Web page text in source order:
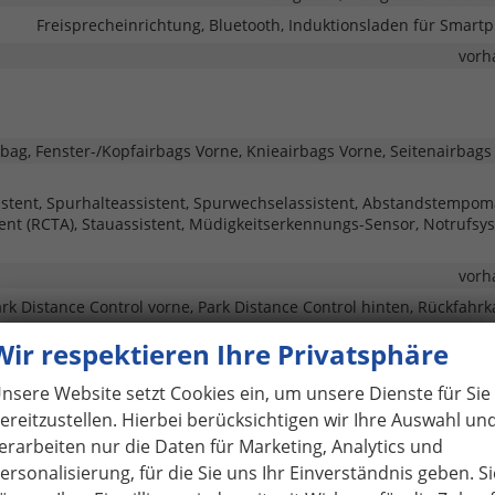
Freisprecheinrichtung, Bluetooth, Induktionsladen für
Fenster-/Kopfairbags Vorne, Knieairbags Vorne,
Spurhalteassistent, Spurwechselassistent,
(RCTA), Stauassistent, Müdigkeitserkennungs-Sensor,
Distance Control vorne, Park Distance Control hinten,
Rückleuchten, LED-Scheinwerfer, Fernlichtassistent, LED-
respektieren Ihre Privatsphäre
Website setzt Cookies ein, um unsere Dienste für Sie
Hierbei berücksichtigen wir Ihre Auswahl
nur die Daten für Marketing, Analytics und
für die Sie uns Ihr Einverständnis geben.